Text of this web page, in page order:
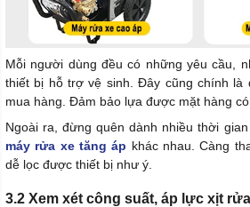
Mỗi người dùng đều có những yêu cầu,
thiết bị hỗ trợ vệ sinh. Đây cũng chính là
mua hàng. Đảm bảo lựa được mặt hàng
Ngoài ra, đừng quên dành nhiều thời
máy rửa xe tăng áp khác nhau. Càng
dễ lọc được thiết bị như ý.
3.2 Xem xét công suất, áp lực xịt